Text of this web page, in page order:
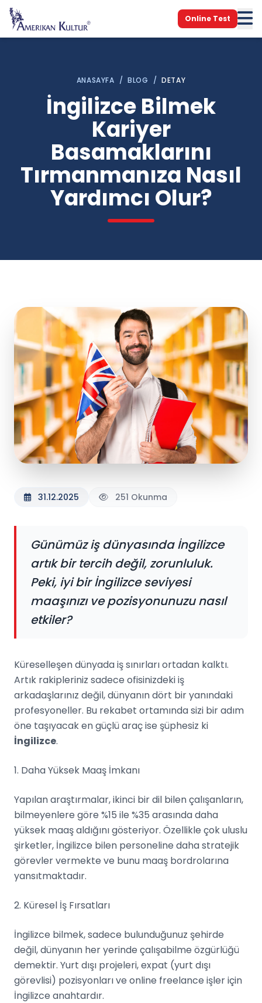
Online Test
ANASAYFA / BLOG / DETAY
İngilizce Bilmek
Kariyer
Basamaklarını
Tırmanmanıza Nasıl
Yardımcı Olur?
31.12.2025 251 Okunma
Günümüz iş dünyasında İngilizce
artık bir tercih değil, zorunluluk.
Peki, iyi bir İngilizce seviyesi
maaşınızı ve pozisyonunuzu nasıl
etkiler?
Küreselleşen dünyada iş sınırları ortadan kalktı.
Artık rakipleriniz sadece ofisinizdeki iş
arkadaşlarınız değil, dünyanın dört bir yanındaki
profesyoneller. Bu rekabet ortamında sizi bir adım
öne taşıyacak en güçlü araç ise şüphesiz ki
İngilizce.
1. Daha Yüksek Maaş İmkanı
Yapılan araştırmalar, ikinci bir dil bilen çalışanların,
bilmeyenlere göre %15 ile %35 arasında daha
yüksek maaş aldığını gösteriyor. Özellikle çok uluslu
şirketler, İngilizce bilen personeline daha stratejik
görevler vermekte ve bunu maaş bordrolarına
yansıtmaktadır.
2. Küresel İş Fırsatları
İngilizce bilmek, sadece bulunduğunuz şehirde
değil, dünyanın her yerinde çalışabilme özgürlüğü
demektir. Yurt dışı projeleri, expat (yurt dışı
görevlisi) pozisyonları ve online freelance işler için
İngilizce anahtardır.